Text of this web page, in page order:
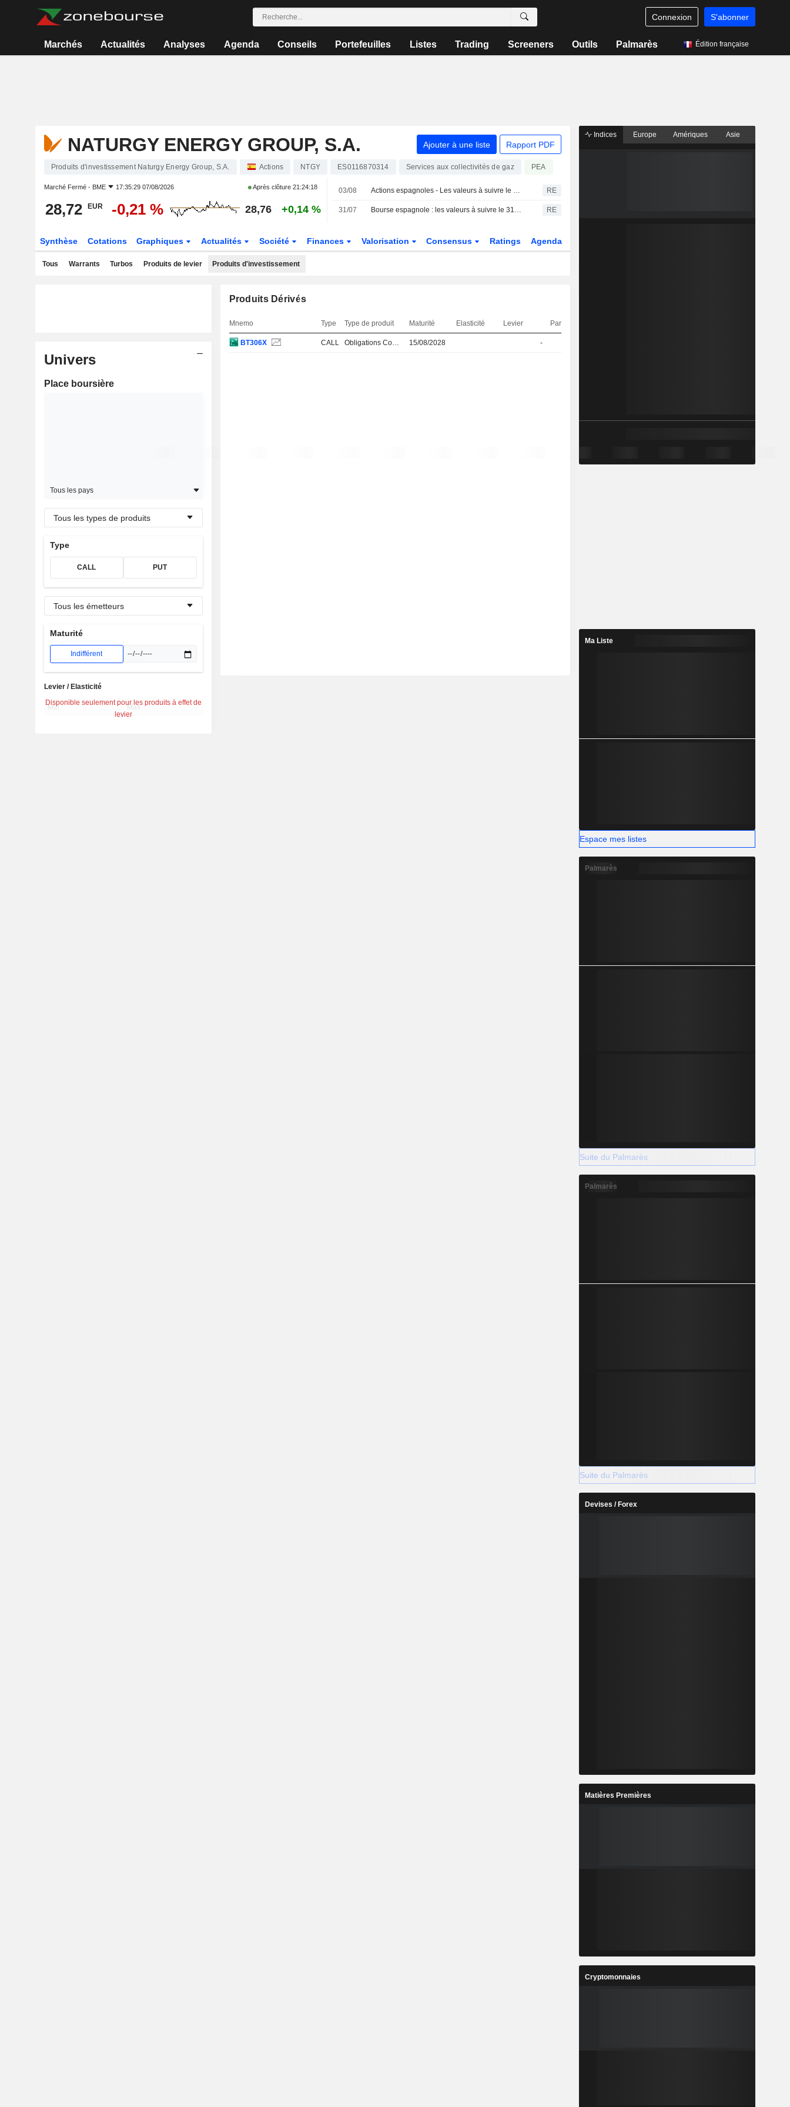
Connexion S'abonner
Marchés Actualités Analyses Agenda Conseils Portefeuilles Listes Trading Screeners Outils Palmarès Édition française
NATURGY ENERGY GROUP, S.A. Ajouter à une liste Rapport PDF
Produits d'investissement Naturgy Energy Group, S.A. Actions NTGY ES0116870314 Services aux collectivités de gaz PEA
Marché Fermé - BME 17:35:29 07/08/2026 Après clôture21:24:18
28,72 EUR -0,21 % 28,76 +0,14 %
03/08 Actions espagnoles - Les valeurs à suivre le 3 août RE
31/07 Bourse espagnole : les valeurs à suivre le 31 juillet RE
Synthèse Cotations Graphiques Actualités Société Finances Valorisation Consensus Ratings Agenda
Tous Warrants Turbos Produits de levier Produits d'investissement
Univers
Place boursière
Tous les pays
Tous les types de produits
Type
CALL PUT
Tous les émetteurs
Maturité
Indifférent
Disponible seulement pour les produits à effet de
levier
Levier / Elasticité
Produits Dérivés
Mnemo Type Type de produit Maturité Elasticité Levier Parité
BT306X CALL Obligations Convertibles 15/08/2028 -
Indices Europe Amériques Asie
Ma Liste
Espace mes listes
Palmarès
Suite du Palmarès
Palmarès
Suite du Palmarès
Devises / Forex
Matières Premières
Cryptomonnaies